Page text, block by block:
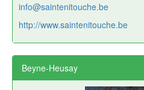
info@saintenitouche.be
http://www.saintenitouche.be
Beyne-Heusay